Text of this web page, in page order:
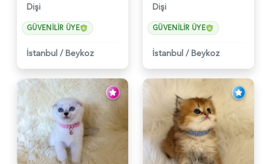
Dişi
GÜVENILIR ÜYE
İstanbul / Beykoz
Dişi
GÜVENILIR ÜYE
İstanbul / Beykoz